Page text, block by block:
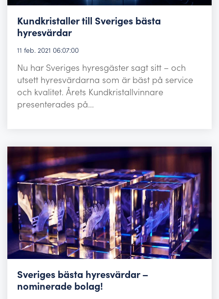
Kundkristaller till Sveriges bästa
hyresvärdar
11 feb. 2021 06:07:00
Nu har Sveriges hyresgäster sagt sitt – och
utsett hyresvärdarna som är bäst på service
och kvalitet. Årets Kundkristallvinnare
presenterades på...
Sveriges bästa hyresvärdar –
nominerade bolag!